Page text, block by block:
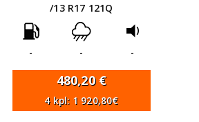
/13 R17 121Q
- - -
480,20 €
4 kpl: 1 920,80€